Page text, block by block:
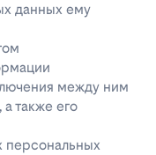
данных ему
между ним
также его
персональных